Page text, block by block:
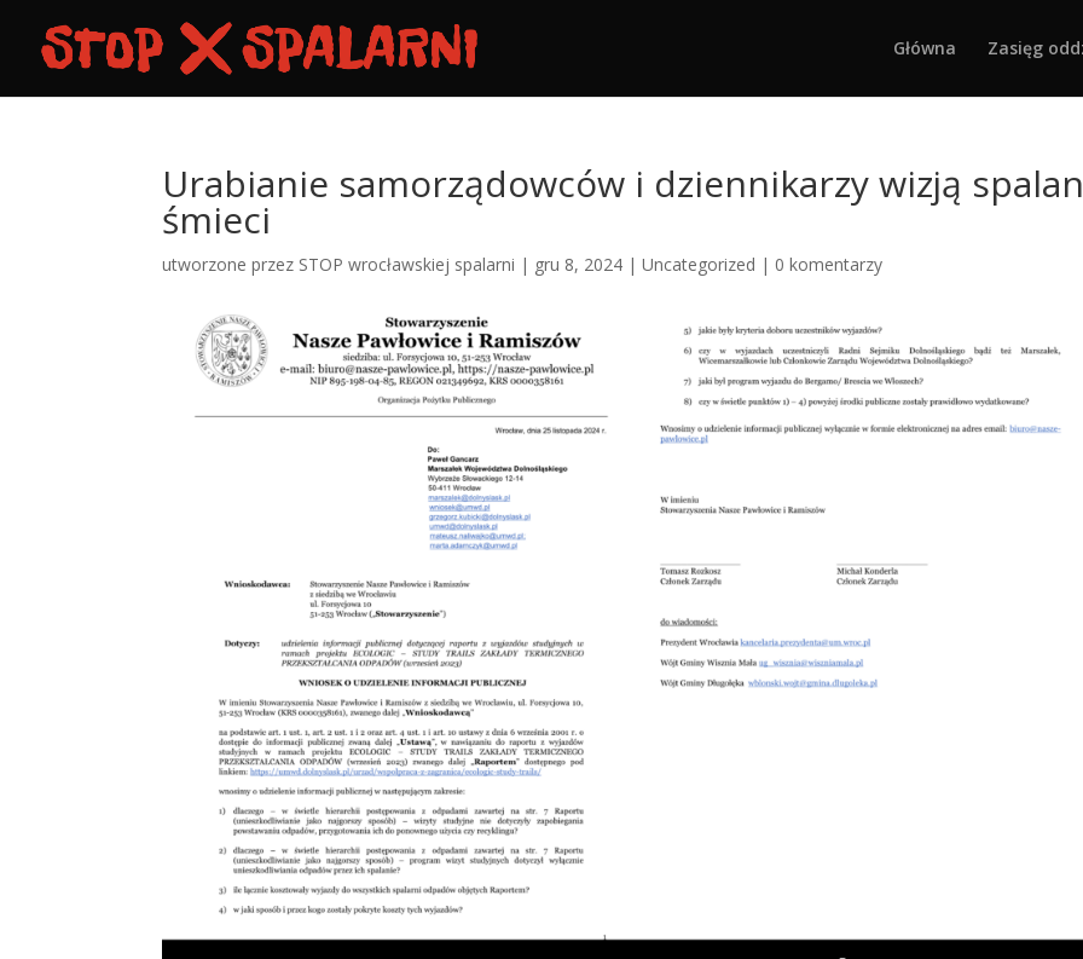
Główna Zasięg
Urabianie samorządowców i dziennikarzy wizją
śmieci
utworzone przez STOP wrocławskiej spalarni | gru 8, 2024 |Uncategorized | 0 komentarzy